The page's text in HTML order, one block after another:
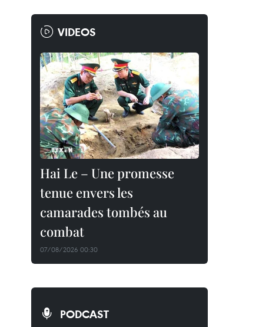
VIDEOS
Hai Le – Une promesse
tenue envers les
camarades tombés au
combat
07/08/2026 00:30
PODCAST